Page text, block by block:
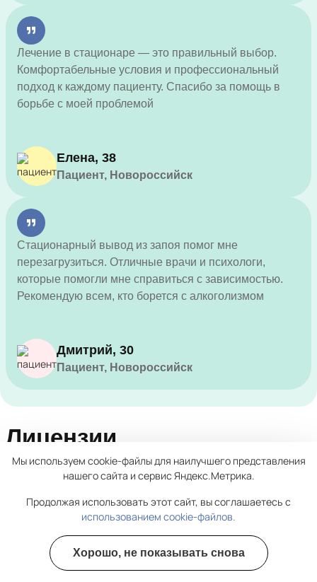
Лечение в стационаре — это правильный выбор.
Комфортабельные условия и профессиональный
подход к каждому пациенту. Спасибо за помощь в
борьбе с моей проблемой
Елена, 38
Пациент, Новороссийск
Стационарный вывод из запоя помог мне
перезагрузиться. Отличные врачи и психологи,
которые помогли мне справиться с зависимостью.
Рекомендую всем, кто борется с алкоголизмом
Дмитрий, 30
Пациент, Новороссийск
Лицензии
Полезные курсы
Мы используем cookie-файлы для наилучшего представления
нашего сайта и сервис Яндекс.Метрика.
Продолжая использовать этот сайт, вы соглашаетесь с
использованием cookie-файлов.
Хорошо, не показывать снова